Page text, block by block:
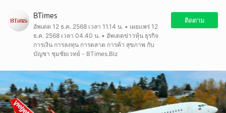
BTimes
อัพเดต 12 ธ.ค. 2568 เวลา 11.14 น. • เผยแพร่ 12
ธ.ค. 2568 เวลา 04.40 น. • อัพเดตข่าวหุ้น ธุรกิจ
การเงิน การลงทุน การตลาด การค้า สุขภาพ กับ
บัญชา ชุมชัยเวทย์ - BTimes.Biz
ติดตาม